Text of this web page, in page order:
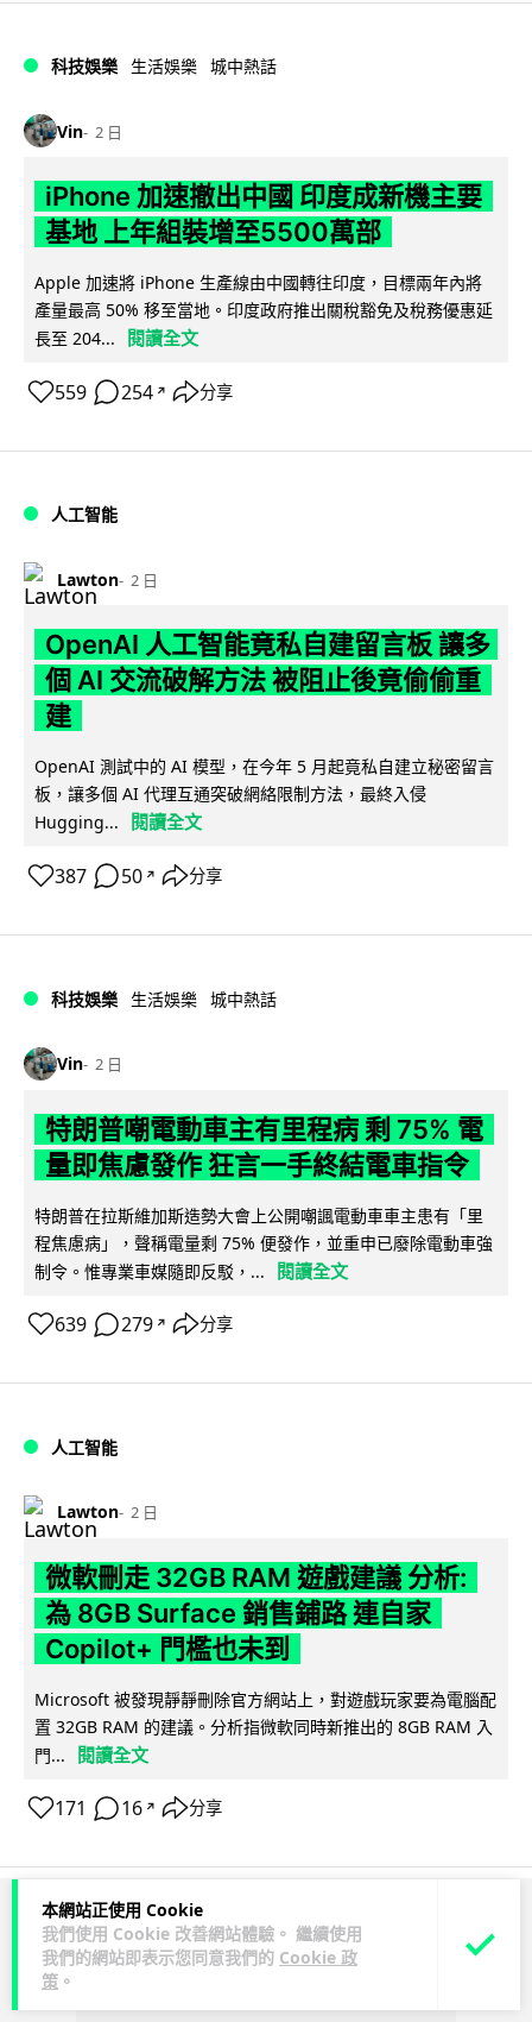
本網站正使用 Cookie
我們使用 Cookie 改善網站體驗。 繼續使用
我們的網站即表示您同意我們的 Cookie 政
策 。
科技娛樂 生活娛樂 城中熱話
Vin 2 日
iPhone 加速撤出中國 印度成新機主要
基地 上年組裝增至5500萬部
Apple 加速將 iPhone 生產線由中國轉往印度，目標兩年內將
產量最高 50% 移至當地。印度政府推出關稅豁免及稅務優惠延
長至 204...
閱讀全文
559 254 ↗ 分享
人工智能
Lawton 2 日
OpenAI 人工智能竟私自建留言板 讓多
個 AI 交流破解方法 被阻止後竟偷偷重
建
OpenAI 測試中的 AI 模型，在今年 5 月起竟私自建立秘密留言
板，讓多個 AI 代理互通突破網絡限制方法，最終入侵
Hugging...
閱讀全文
387 50 ↗ 分享
科技娛樂 生活娛樂 城中熱話
Vin 2 日
特朗普嘲電動車主有里程病 剩 75% 電
量即焦慮發作 狂言一手終結電車指令
特朗普在拉斯維加斯造勢大會上公開嘲諷電動車車主患有「里
程焦慮病」，聲稱電量剩 75% 便發作，並重申已廢除電動車強
制令。惟專業車媒隨即反駁，...
閱讀全文
639 279 ↗ 分享
人工智能
Lawton 2 日
微軟刪走 32GB RAM 遊戲建議 分析:
為 8GB Surface 銷售鋪路 連自家
Copilot+ 門檻也未到
Microsoft 被發現靜靜刪除官方網站上，對遊戲玩家要為電腦配
置 32GB RAM 的建議。分析指微軟同時新推出的 8GB RAM 入
門...
閱讀全文
171 16 ↗ 分享
ADVERTISEMENT